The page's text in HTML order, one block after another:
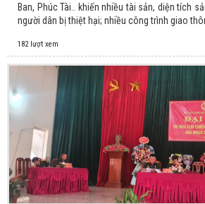
Ban, Phúc Tài.. khiến nhiều tài sản, diện tích
người dân bị thiệt hại; nhiều công trình giao
182 lượt xem